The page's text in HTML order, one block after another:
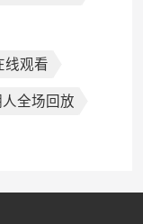
线观看
全场回放